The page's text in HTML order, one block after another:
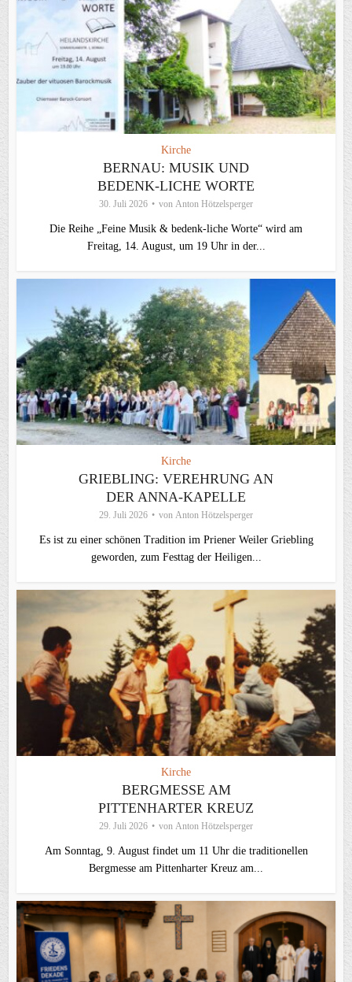
Kirche
BERNAU: MUSIK UND
BEDENK-LICHE WORTE
30. Juli 2026 von Anton Hötzelsperger
Die Reihe „Feine Musik & bedenk-liche Worte“ wird am
Freitag, 14. August, um 19 Uhr in der...
Kirche
GRIEBLING: VEREHRUNG AN
DER ANNA-KAPELLE
29. Juli 2026 von Anton Hötzelsperger
Es ist zu einer schönen Tradition im Priener Weiler Griebling
geworden, zum Festtag der Heiligen...
Kirche
BERGMESSE AM
PITTENHARTER KREUZ
29. Juli 2026 von Anton Hötzelsperger
Am Sonntag, 9. August findet um 11 Uhr die traditionellen
Bergmesse am Pittenharter Kreuz am...